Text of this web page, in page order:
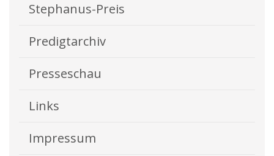
Stephanus-Preis
Predigtarchiv
Presseschau
Links
Impressum